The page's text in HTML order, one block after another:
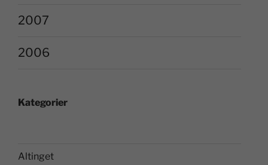
2007
2006
Kategorier
Altinget